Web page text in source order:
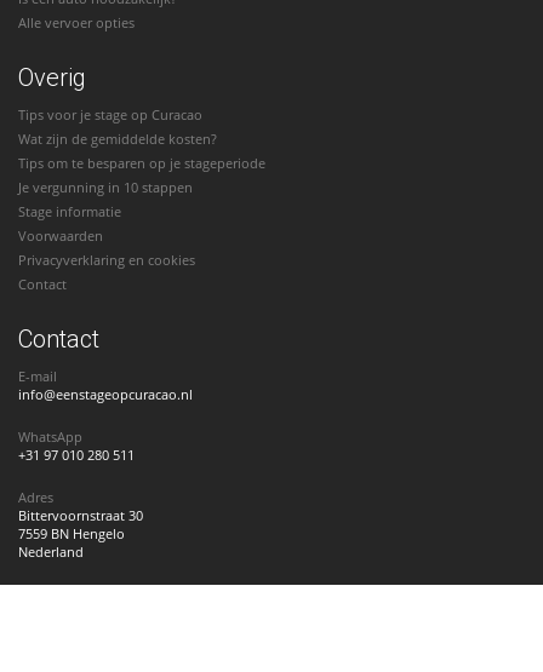
Alle vervoer opties
Overig
Tips voor je stage op Curacao
Wat zijn de gemiddelde kosten?
Tips om te besparen op je stageperiode
Je vergunning in 10 stappen
Stage informatie
Voorwaarden
Privacyverklaring en cookies
Contact
Contact
E-mail
info@eenstageopcuracao.nl
WhatsApp
+31 97 010 280 511
Adres
Bittervoornstraat 30
7559 BN Hengelo
Nederland